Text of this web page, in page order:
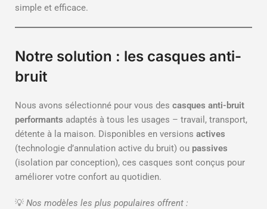
simple et efficace.
Notre solution : les casques anti-
bruit
Nous avons sélectionné pour vous des casques anti-bruit
performants adaptés à tous les usages – travail, transport,
détente à la maison. Disponibles en versions actives
(technologie d’annulation active du bruit) ou passives
(isolation par conception), ces casques sont conçus pour
améliorer votre confort au quotidien.
💡 Nos modèles les plus populaires offrent :